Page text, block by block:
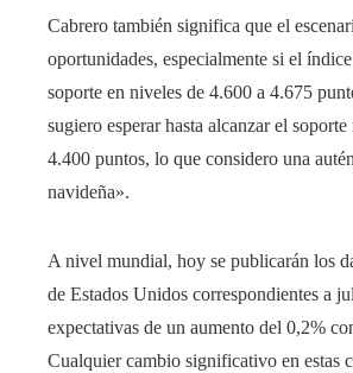
Cabrero también significa que el
oportunidades, especialmente si el
soporte en niveles de 4.600 a 4.675
sugiero esperar hasta alcanzar el
4.400 puntos, lo que considero una
navideña».
A nivel mundial, hoy se publicarán los
de Estados Unidos correspondientes a
expectativas de un aumento del 0,2%
Cualquier cambio significativo en estas